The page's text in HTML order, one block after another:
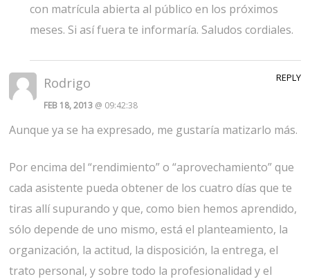
con matrícula abierta al público en los próximos
meses. Si así fuera te informaría. Saludos cordiales.
Rodrigo
FEB 18, 2013 @ 09:42:38
Aunque ya se ha expresado, me gustaría matizarlo más.
Por encima del “rendimiento” o “aprovechamiento” que
cada asistente pueda obtener de los cuatro días que te
tiras allí supurando y que, como bien hemos aprendido,
sólo depende de uno mismo, está el planteamiento, la
organización, la actitud, la disposición, la entrega, el
trato personal, y sobre todo la profesionalidad y el
REPLY